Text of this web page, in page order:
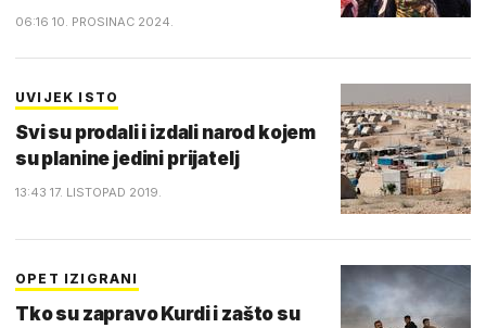
06:16 10. PROSINAC 2024.
UVIJEK ISTO
Svi su prodali i izdali narod kojem
su planine jedini prijatelj
13:43 17. LISTOPAD 2019.
OPET IZIGRANI
Tko su zapravo Kurdi i zašto su